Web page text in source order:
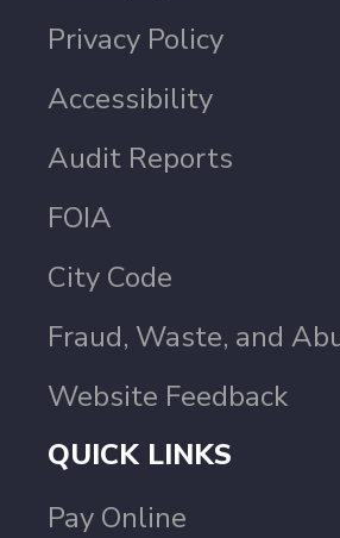
Privacy Policy
Accessibility
Audit Reports
FOIA
City Code
Fraud, Waste, and
Website Feedback
QUICK LINKS
Pay Online